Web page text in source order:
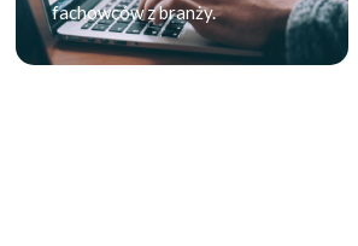
fachowców z branży.